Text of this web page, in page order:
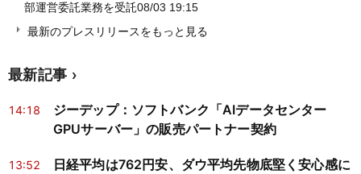
部運営委託業務を受託08/03 19:15
最新のプレスリリースをもっと見る
最新記事
14:18
ジーデップ：ソフトバンク「AIデータセンター
GPUサーバー」の販売パートナー契約
13:52 日経平均は762円安、ダウ平均先物底堅く安心感に